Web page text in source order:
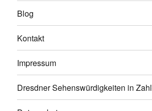
Blog
Kontakt
Impressum
Dresdner Sehenswürdigkeiten in